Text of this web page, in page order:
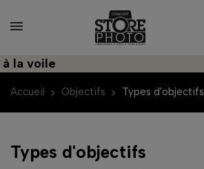
Accueil Objectifs Types d'objectifs
Types d'objectifs